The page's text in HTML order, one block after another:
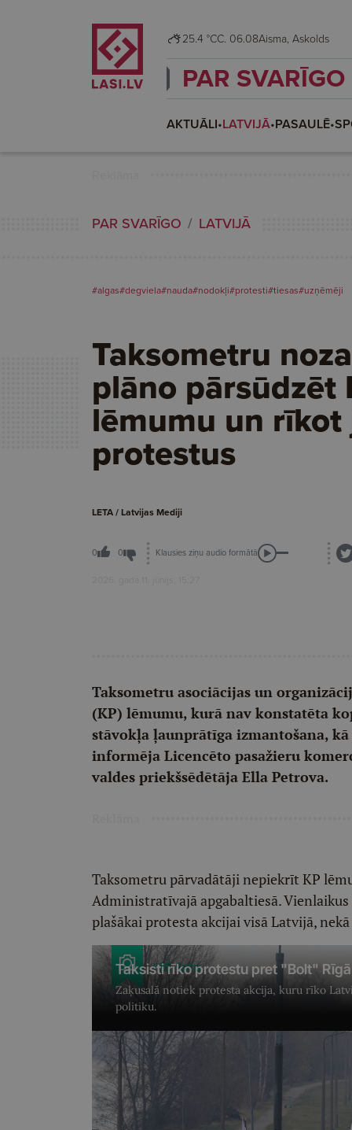
25.4 °CC. 06.08 Aisma, Askolds
PAR SVARĪGO
AKTUĀLI•LATVIJĀ•PASAULĒ•
PAR SVARĪGO LATVIJĀ
#algas#degviela#nauda#nodokļi#protesti#tiesas#uzņēmēji
Taksometru
plāno pārsūdzēt
lēmumu un rīkot
protestus
LETA / Latvijas Mediji
0 0 Klausies ziņu audio formātā
2026. gada 11. jūnijs, 15:27
Taksometru asociācijas un
(KP) lēmumu, kurā nav konstatēta
stāvokļa ļaunprātīga izmantošana,
informēja Licencēto pasažieru
valdes priekšsēdētāja Ella Petrova.
Taksometru pārvadātāji nepiekrīt KP
Administratīvajā apgabaltiesā.
plašākai protesta akcijai visā Latvijā,
+15 foto
Taksisti rīko protestu pret "Bolt" Rīgā
Zaķusalā notiek protesta akcija, kuru rīko
politiku.